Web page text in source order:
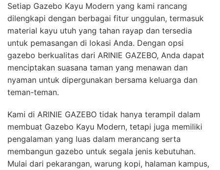
Setiap Gazebo Kayu Modern yang kami rancang
dilengkapi dengan berbagai fitur unggulan, termasuk
material kayu utuh yang tahan rayap dan tersedia
untuk pemasangan di lokasi Anda. Dengan opsi
gazebo berkualitas dari ARINIE GAZEBO, Anda dapat
menciptakan suasana taman yang menawan dan
nyaman untuk dipergunakan bersama keluarga dan
teman-teman.
Kami di ARINIE GAZEBO tidak hanya terampil dalam
membuat Gazebo Kayu Modern, tetapi juga memiliki
pengalaman yang luas dalam merancang serta
membangun gazebo untuk segala jenis kebutuhan.
Mulai dari pekarangan, warung kopi, halaman kampus,